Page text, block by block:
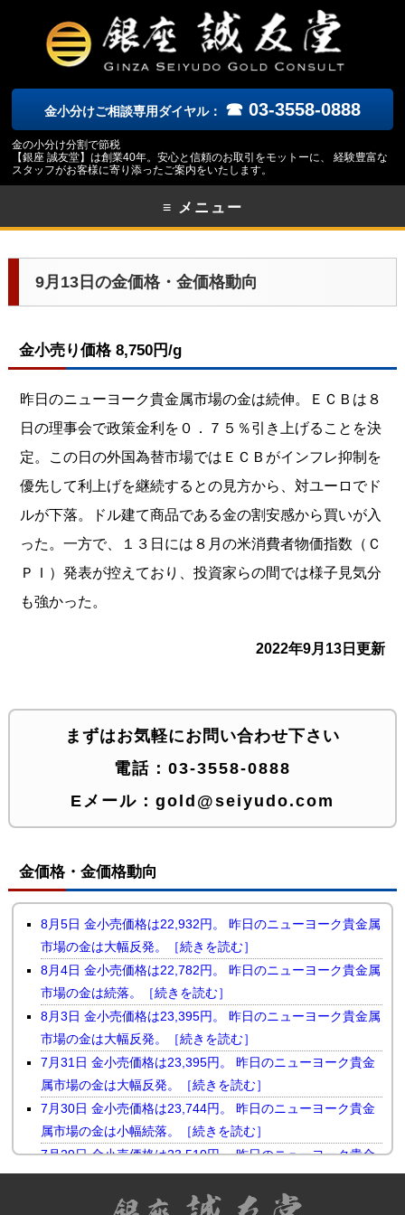
金小分けご相談専用ダイヤル： ☎ 03-3558-0888
金の小分け分割で節税
【銀座 誠友堂】は創業40年。安心と信頼のお取引をモットーに、 経験豊富な
スタッフがお客様に寄り添ったご案内をいたします。
≡ メニュー
9月13日の金価格・金価格動向
金小売り価格 8,750円/g
昨日のニューヨーク貴金属市場の金は続伸。ＥＣＢは８
日の理事会で政策金利を０．７５％引き上げることを決
定。この日の外国為替市場ではＥＣＢがインフレ抑制を
優先して利上げを継続するとの見方から、対ユーロでド
ルが下落。ドル建て商品である金の割安感から買いが入
った。一方で、１３日には８月の米消費者物価指数（Ｃ
ＰＩ）発表が控えており、投資家らの間では様子見気分
も強かった。
2022年9月13日更新
まずはお気軽にお問い合わせ下さい
電話： 03-3558-0888
Eメール： gold@seiyudo.com
金価格・金価格動向
8月5日 金小売価格は22,932円。 昨日のニューヨーク貴金属
市場の金は大幅反発。［続きを読む］
8月4日 金小売価格は22,782円。 昨日のニューヨーク貴金属
市場の金は続落。［続きを読む］
8月3日 金小売価格は23,395円。 昨日のニューヨーク貴金属
市場の金は大幅反発。［続きを読む］
7月31日 金小売価格は23,395円。 昨日のニューヨーク貴金
属市場の金は大幅反発。［続きを読む］
7月30日 金小売価格は23,744円。 昨日のニューヨーク貴金
属市場の金は小幅続落。［続きを読む］
7月29日 金小売価格は23,510円。 昨日のニューヨーク貴金
属市場の金は反落。［続きを読む］
7月28日 金小売価格は23,731円。 昨日のニューヨーク貴金